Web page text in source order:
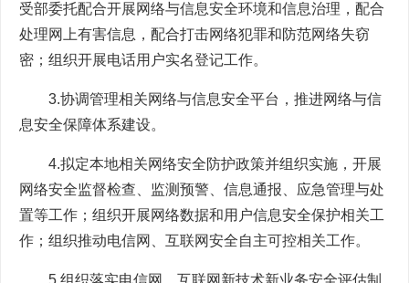
受部委托配合开展网络与信息安全环境和信息治理，配合
处理网上有害信息，配合打击网络犯罪和防范网络失窃
密；组织开展电话用户实名登记工作。
3.协调管理相关网络与信息安全平台，推进网络与信
息安全保障体系建设。
4.拟定本地相关网络安全防护政策并组织实施，开展
网络安全监督检查、监测预警、信息通报、应急管理与处
置等工作；组织开展网络数据和用户信息安全保护相关工
作；组织推动电信网、互联网安全自主可控相关工作。
5.组织落实电信网、互联网新技术新业务安全评估制